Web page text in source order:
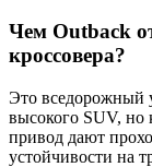
Чем Outback
кроссовера?
Это вседорожный
высокого SUV,
привод дают
устойчивости на